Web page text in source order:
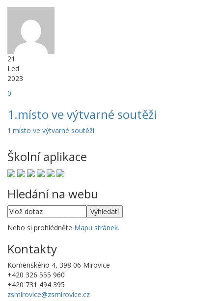
21
Led
2023
0
1.místo ve výtvarné soutěži
1.místo ve výtvarné soutěži
Školní aplikace
Hledání na webu
Nebo si prohlédněte Mapu stránek.
Kontakty
Komenského 4, 398 06 Mirovice
+420 326 555 960
+420 731 494 395
zsmirovice@zsmirovice.cz